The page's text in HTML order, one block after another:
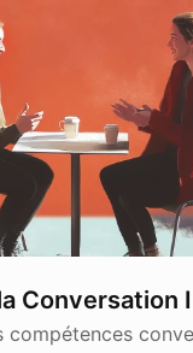
Conversation
compétences